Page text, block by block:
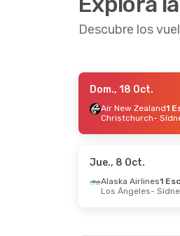
Descubre los
- Sáb., 17 Oct.
Directo
- Mié., 4 Nov.
Dom., 18 Oct.
Air New Zealand1
Christchurch-
Jue., 8 Oct.
Alaska Airlines1
Los Ángeles-